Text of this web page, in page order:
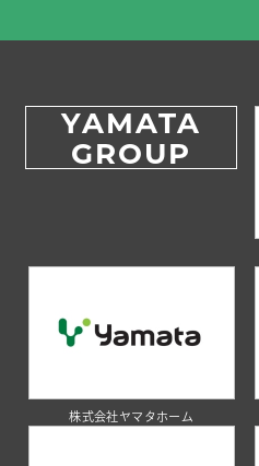
YAMATA
GROUP
株式会社ヤマタホーム